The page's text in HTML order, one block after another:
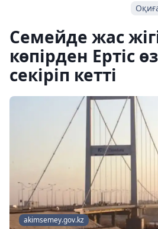
Семейде жас
көпірден Ертіс
секіріп кетті
akimsemey.gov.kz